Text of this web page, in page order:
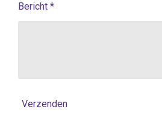
Bericht *
Verzenden